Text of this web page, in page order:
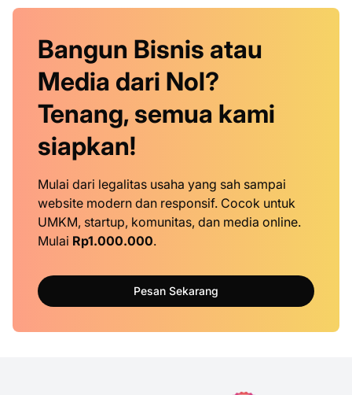
Bangun Bisnis atau
Media dari Nol?
Tenang, semua kami
siapkan!
Mulai dari legalitas usaha yang sah sampai
website modern dan responsif. Cocok untuk
UMKM, startup, komunitas, dan media online.
Mulai Rp1.000.000.
Pesan Sekarang